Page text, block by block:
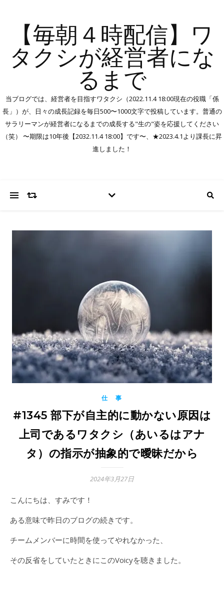
【毎朝４時配信】ワ
タクシが経営者にな
るまで
当ブログでは、経営者を目指すワタクシ（2022.11.4 18:00現在の役職「係
長」）が、日々の成長記録を毎日500〜1000文字で投稿しています。普通の
サラリーマンが経営者になるまでの成長する"生の"姿を応援してください
（笑） 〜期限は10年後【2032.11.4 18:00】です〜、★2023.4.1より課長に昇
進しました！
仕 事
#1345 部下が自主的に動かない原因は
上司であるワタクシ（あいるはアナ
タ）の指示が抽象的で曖昧だから
2024年3月27日
こんにちは、すみです！
ある意味で昨日のブログの続きです。
チームメンバーに時間を使ってやれなかった、
その反省をしていたときにこのVoicyを聴きました。